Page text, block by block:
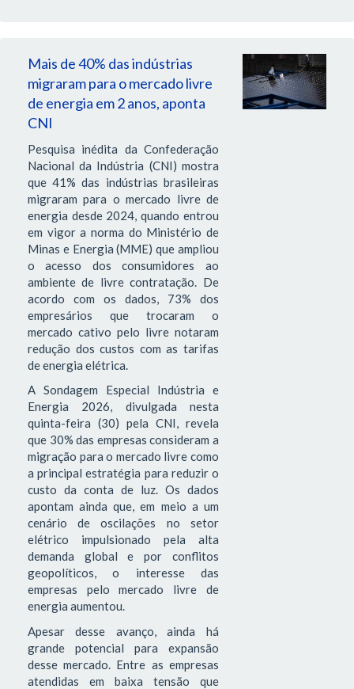
Mais de 40% das indústrias
migraram para o mercado livre
de energia em 2 anos, aponta
CNI
Pesquisa inédita da Confederação
Nacional da Indústria (CNI) mostra
que 41% das indústrias brasileiras
migraram para o mercado livre de
energia desde 2024, quando entrou
em vigor a norma do Ministério de
Minas e Energia (MME) que ampliou
o acesso dos consumidores ao
ambiente de livre contratação. De
acordo com os dados, 73% dos
empresários que trocaram o
mercado cativo pelo livre notaram
redução dos custos com as tarifas
de energia elétrica.
A Sondagem Especial Indústria e
Energia 2026, divulgada nesta
quinta-feira (30) pela CNI, revela
que 30% das empresas consideram a
migração para o mercado livre como
a principal estratégia para reduzir o
custo da conta de luz. Os dados
apontam ainda que, em meio a um
cenário de oscilações no setor
elétrico impulsionado pela alta
demanda global e por conflitos
geopolíticos, o interesse das
empresas pelo mercado livre de
energia aumentou.
Apesar desse avanço, ainda há
grande potencial para expansão
desse mercado. Entre as empresas
atendidas em baixa tensão que